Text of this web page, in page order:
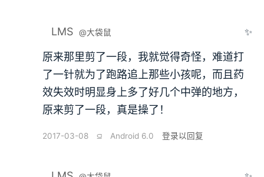
LMS @大袋鼠 ✨
原来那里剪了一段，我就觉得奇怪，难道打
了一针就为了跑路追上那些小孩呢，而且药
效失效时明显身上多了好几个中弹的地方，
原来剪了一段，真是操了！
2017-03-08 ⫑ Android 6.0 登录以回复